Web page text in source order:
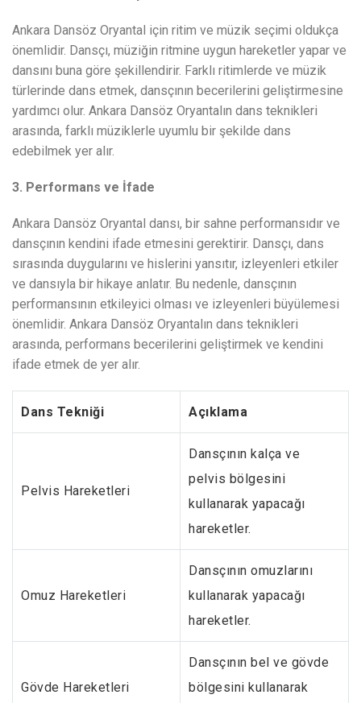
Ankara Dansöz Oryantal için ritim ve müzik seçimi oldukça
önemlidir. Dansçı, müziğin ritmine uygun hareketler yapar ve
dansını buna göre şekillendirir. Farklı ritimlerde ve müzik
türlerinde dans etmek, dansçının becerilerini geliştirmesine
yardımcı olur. Ankara Dansöz Oryantalın dans teknikleri
arasında, farklı müziklerle uyumlu bir şekilde dans
edebilmek yer alır.
3. Performans ve İfade
Ankara Dansöz Oryantal dansı, bir sahne performansıdır ve
dansçının kendini ifade etmesini gerektirir. Dansçı, dans
sırasında duygularını ve hislerini yansıtır, izleyenleri etkiler
ve dansıyla bir hikaye anlatır. Bu nedenle, dansçının
performansının etkileyici olması ve izleyenleri büyülemesi
önemlidir. Ankara Dansöz Oryantalın dans teknikleri
arasında, performans becerilerini geliştirmek ve kendini
ifade etmek de yer alır.
Dans Tekniği Açıklama
Pelvis Hareketleri
Dansçının kalça ve
pelvis bölgesini
kullanarak yapacağı
hareketler.
Omuz Hareketleri
Dansçının omuzlarını
kullanarak yapacağı
hareketler.
Gövde Hareketleri
Dansçının bel ve gövde
bölgesini kullanarak